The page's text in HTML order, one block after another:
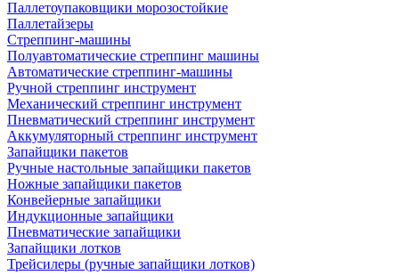
Паллетоупаковщики морозостойкие
Паллетайзеры
Стреппинг-машины
Полуавтоматические стреппинг машины
Автоматические стреппинг-машины
Ручной стреппинг инструмент
Механический стреппинг инструмент
Пневматический стреппинг инструмент
Аккумуляторный стреппинг инструмент
Запайщики пакетов
Ручные настольные запайщики пакетов
Ножные запайщики пакетов
Конвейерные запайщики
Индукционные запайщики
Пневматические запайщики
Запайщики лотков
Трейсилеры (ручные запайщики лотков)